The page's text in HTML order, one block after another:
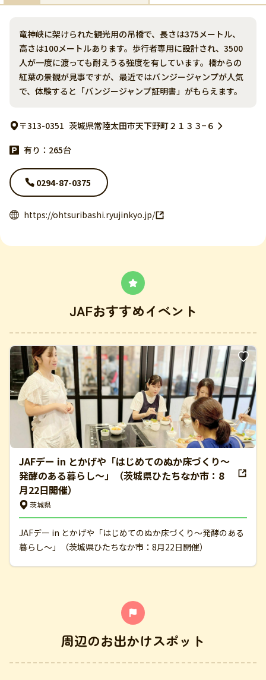
竜神峡に架けられた観光用の吊橋で、長さは375メートル、
高さは100メートルあります。歩行者専用に設計され、3500
人が一度に渡っても耐えうる強度を有しています。橋からの
紅葉の景観が見事ですが、最近ではバンジージャンプが人気
で、体験すると「バンジージャンプ証明書」がもらえます。
〒313-0351 茨城県常陸太田市天下野町２１３３−６
有り：265台
0294-87-0375
https://ohtsuribashi.ryujinkyo.jp/
JAFおすすめイベント
JAFデー in とかげや「はじめてのぬか床づくり～
発酵のある暮らし～」（茨城県ひたちなか市：8
月22日開催）
茨城県
JAFデー in とかげや「はじめてのぬか床づくり～発酵のある
暮らし～」（茨城県ひたちなか市：8月22日開催）
周辺のお出かけスポット